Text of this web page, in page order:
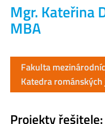
Mgr. Kateřina
MBA
Fakulta
Katedra
Projekty řešitele: